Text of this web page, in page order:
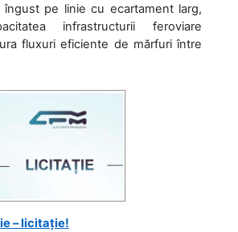
pe linie cu ecartament larg,
infrastructurii feroviare
fluxuri eficiente de mărfuri între
– licitație!